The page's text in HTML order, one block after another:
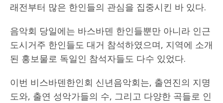
래전부터 많은 한인들의 관심을 집중시킨 바 있다.
음악회 당일에는 바스바덴 한인들뿐만 아니라 인근
도시거주 한인들도 대거 참석하였으며, 지역에 소개
된 홍보물로 독일인 참석자들도 다수 있었다.
이번 비스바덴한인회 신년음악회는, 출연진의 지명
도와, 출연 성악가들의 수, 그리고 다양한 곡들로 인